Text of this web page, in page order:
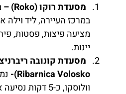
מסעדת רוקו (Roko) –
במרכז העיירה, ליד וילה
מציעה פיצות, פסטות,
יינות.
Ribarnica Volosko)-